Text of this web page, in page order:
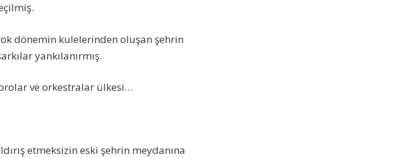
dönemin kulelerinden oluşan şehrin
yankılanırmış.
ve orkestralar ülkesi…
etmeksizin eski şehrin meydanına